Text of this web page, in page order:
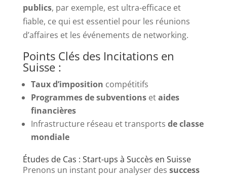
publics, par exemple, est ultra-efficace et
fiable, ce qui est essentiel pour les réunions
d’affaires et les événements de networking.
Points Clés des Incitations en
Suisse :
Taux d’imposition compétitifs
Programmes de subventionsetaides
financières
Infrastructure réseau et transports de classe
mondiale
Études de Cas : Start-ups à Succès en Suisse
Prenons un instant pour analyser des success